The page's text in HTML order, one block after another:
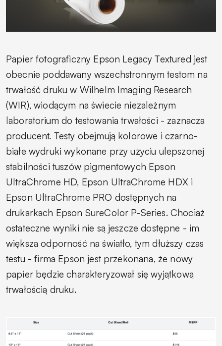
Papier fotograficzny Epson Legacy Textured jest
obecnie poddawany wszechstronnym testom na
trwałość druku w Wilhelm Imaging Research
(WIR), wiodącym na świecie niezależnym
laboratorium do testowania trwałości - zaznacza
producent. Testy obejmują kolorowe i czarno-
białe wydruki wykonane przy użyciu ulepszonej
stabilności tuszów pigmentowych Epson
UltraChrome HD, Epson UltraChrome HDX i
Epson UltraChrome PRO dostępnych na
drukarkach Epson SureColor P-Series. Chociaż
ostateczne wyniki nie są jeszcze dostępne - im
większa odporność na światło, tym dłuższy czas
testu - firma Epson jest przekonana, że nowy
papier będzie charakteryzował się wyjątkową
trwałością druku.